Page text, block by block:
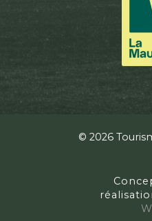
© 2026